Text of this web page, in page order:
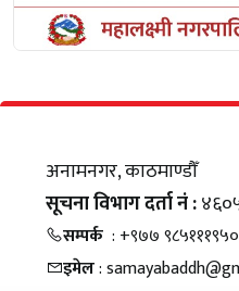
अनामनगर, काठमाण्डौँ
सूचना विभाग दर्ता नं :
सम्पर्क : +९७७
इमेल: